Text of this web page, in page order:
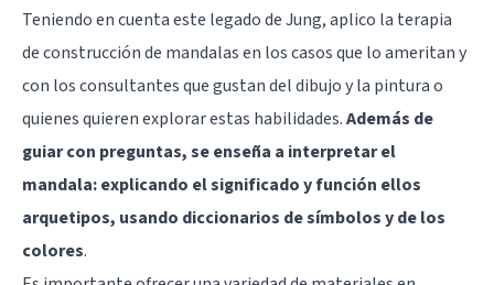
Teniendo en cuenta este legado de Jung, aplico la terapia
de construcción de mandalas en los casos que lo ameritan y
con los consultantes que gustan del dibujo y la pintura o
quienes quieren explorar estas habilidades.Además de
guiar con preguntas, se enseña a interpretar el
mandala: explicando el significado y función ellos
arquetipos, usando diccionarios de símbolos y de los
colores.